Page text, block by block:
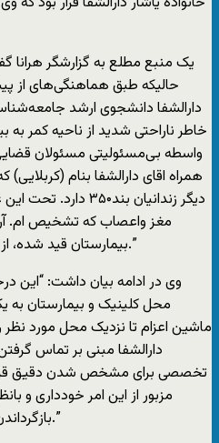
حالیکه طبق هماهنگی‌های از
دارالشفا دانشجوی ارشد
خاطر ناراحتی شدید از ناحیه کمر به
واسطه بی‌مسئولیتی مسئولان
همراه اقای دارالشفا بنام
دیگر زندانیان
مغز واعصاب که تشخیص‌ ام.
بیمارستان قید شده، از اعزام ایشان خودداری کرده است.”
وی در ادامه بیان داشت: “این
محل کلینیک و بیمارستان به
ماشین اعزام تا نزدیک محل مورد نظر
دارالشفا مبنی بر تماس
تخصصی برای مشخص شدن دقیق
مزبور از این امر خودداری و
بازگرداندن آقای دارالشفا به بند اقدام نمود.”